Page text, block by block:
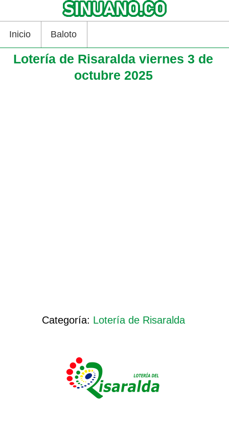
Inicio Baloto
Lotería de Risaralda viernes 3 de
octubre 2025
Categoría: Lotería de Risaralda